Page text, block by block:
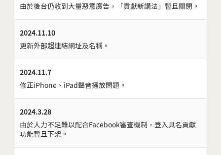
由於後台仍收到大量惡意廣告，「貢獻新講法」暫且關閉。
2024.11.10
更新外部超連結網址及名稱。
2024.11.7
修正iPhone、iPad聲音播放問題。
2024.3.28
由於人力不足難以配合Facebook審查機制，登入具名貢獻
功能暫且下架。